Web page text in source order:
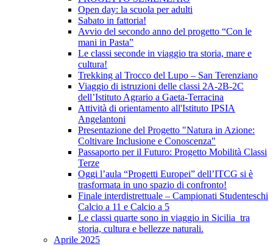
Open day: la scuola per adulti
Sabato in fattoria!
Avvio del secondo anno del progetto “Con le
mani in Pasta”
Le classi seconde in viaggio tra storia, mare e
cultura!
Trekking al Trocco del Lupo – San Terenziano
Viaggio di istruzioni delle classi 2A-2B-2C
dell’Istituto Agrario a Gaeta-Terracina
Attività di orientamento all'Istituto IPSIA
Angelantoni
Presentazione del Progetto "Natura in Azione:
Coltivare Inclusione e Conoscenza"
Passaporto per il Futuro: Progetto Mobilità Classi
Terze
Oggi l’aula “Progetti Europei” dell’ITCG si è
trasformata in uno spazio di confronto!
Finale interdistrettuale – Campionati Studenteschi
Calcio a 11 e Calcio a 5
Le classi quarte sono in viaggio in Sicilia tra
storia, cultura e bellezze naturali.
Aprile 2025